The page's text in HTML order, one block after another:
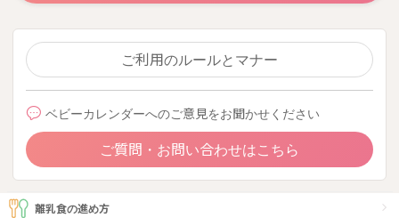
ご利用のルールとマナー
ベビーカレンダーへのご意見をお聞かせください
ご質問・お問い合わせはこちら
離乳食の進め方